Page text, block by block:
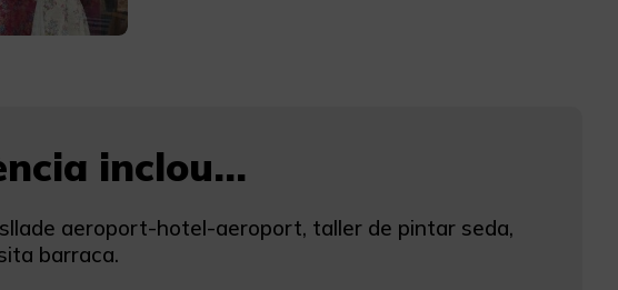
inclou...
aeroport-hotel-aeroport, taller de pintar seda,
barraca.